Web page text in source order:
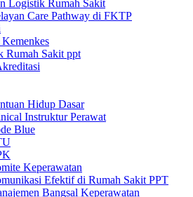
Logistik Rumah Sakit
Care Pathway di FKTP
Rumah Sakit ppt
Hidup Dasar
Instruktur Perawat
Blue
Keperawatan
Efektif di Rumah Sakit PPT
Bangsal Keperawatan